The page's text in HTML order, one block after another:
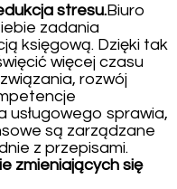
stresu.Biuro
zadania
księgową. Dzięki tak
więcej czasu
rozwój
usługowego sprawia,
są zarządzane
z przepisami.
zmieniających się